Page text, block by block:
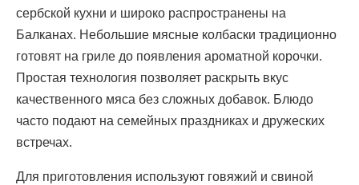
сербской кухни и широко распространены на
Балканах. Небольшие мясные колбаски традиционно
готовят на гриле до появления ароматной корочки.
Простая технология позволяет раскрыть вкус
качественного мяса без сложных добавок. Блюдо
часто подают на семейных праздниках и дружеских
встречах.
Для приготовления используют говяжий и свиной